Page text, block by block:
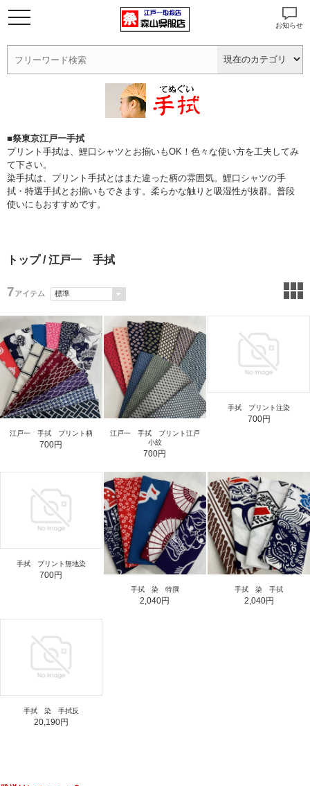
お知らせ
■祭東京江戸一手拭
プリント手拭は、鯉口シャツとお揃いもOK！色々な使い方を工夫してみ
て下さい。
染手拭は、プリント手拭とはまた違った柄の雰囲気。鯉口シャツの手
拭・特選手拭とお揃いもできます。柔らかな触りと吸湿性が抜群。普段
使いにもおすすめです。
トップ/ 江戸一 手拭
7アイテム
江戸一 手拭 プリント柄
700円
江戸一 手拭 プリント江戸
小紋
700円
手拭 プリント注染
700円
手拭 プリント無地染
700円
手拭 染 特撰
2,040円
手拭 染 手拭
2,040円
手拭 染 手拭反
20,190円